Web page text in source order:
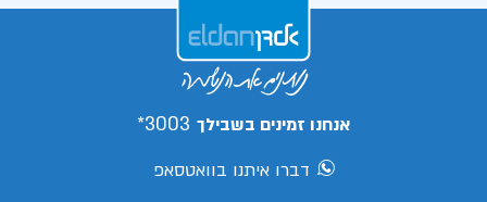
אנחנו זמינים בשבילך 3003*
דברו איתנו בוואטסאפ